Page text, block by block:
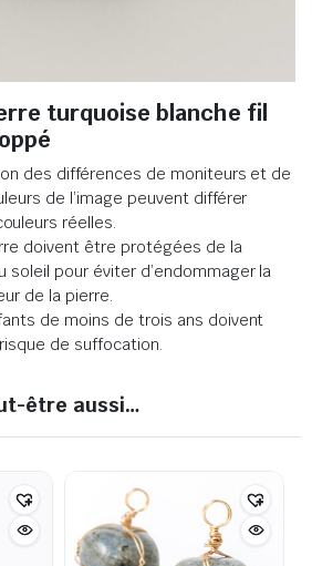
turquoise blanche fil
des différences de moniteurs et de
de l’image peuvent différer
réelles.
doivent être protégées de la
soleil pour éviter d’endommager la
de la pierre.
de moins de trois ans doivent
de suffocation.
être aussi…